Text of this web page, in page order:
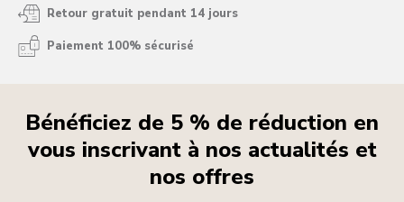
Retour gratuit pendant 14 jours
Paiement 100% sécurisé
Bénéficiez de 5 % de réduction en
vous inscrivant à nos actualités et
nos offres